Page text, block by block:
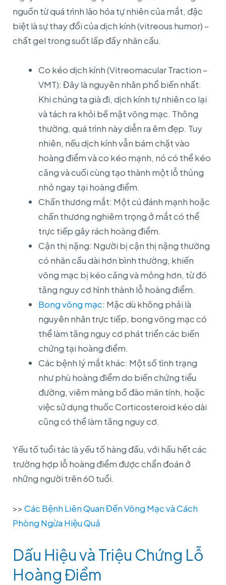
nguồn từ quá trình lão hóa tự nhiên của mắt, đặc
biệt là sự thay đổi của dịch kính (vitreous humor) –
chất gel trong suốt lấp đầy nhãn cầu.
Co kéo dịch kính (Vitreomacular Traction –
VMT): Đây là nguyên nhân phổ biến nhất.
Khi chúng ta già đi, dịch kính tự nhiên co lại
và tách ra khỏi bề mặt võng mạc. Thông
thường, quá trình này diễn ra êm đẹp. Tuy
nhiên, nếu dịch kính vẫn bám chặt vào
hoàng điểm và co kéo mạnh, nó có thể kéo
căng và cuối cùng tạo thành một lỗ thủng
nhỏ ngay tại hoàng điểm.
Chấn thương mắt: Một cú đánh mạnh hoặc
chấn thương nghiêm trọng ở mắt có thể
trực tiếp gây rách hoàng điểm.
Cận thị nặng: Người bị cận thị nặng thường
có nhãn cầu dài hơn bình thường, khiến
võng mạc bị kéo căng và mỏng hơn, từ đó
tăng nguy cơ hình thành lỗ hoàng điểm.
Bong võng mạc: Mặc dù không phải là
nguyên nhân trực tiếp, bong võng mạc có
thể làm tăng nguy cơ phát triển các biến
chứng tại hoàng điểm.
Các bệnh lý mắt khác: Một số tình trạng
như phù hoàng điểm do biến chứng tiểu
đường, viêm màng bồ đào mãn tính, hoặc
việc sử dụng thuốc Corticosteroid kéo dài
cũng có thể làm tăng nguy cơ.
Yếu tố tuổi tác là yếu tố hàng đầu, với hầu hết các
trường hợp lỗ hoàng điểm được chẩn đoán ở
những người trên 60 tuổi.
>> Các Bệnh Liên Quan Đến Võng Mạc và Cách
Phòng Ngừa Hiệu Quả
Dấu Hiệu và Triệu Chứng Lỗ
Hoàng Điểm